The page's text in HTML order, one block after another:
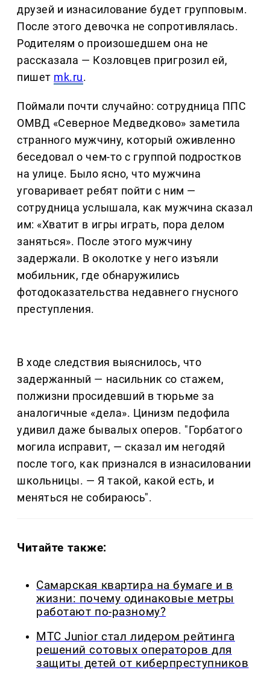
друзей и изнасилование будет групповым.
После этого девочка не сопротивлялась.
Родителям о произошедшем она не
рассказала — Козловцев пригрозил ей,
пишет mk.ru.
Поймали почти случайно: сотрудница ППС
ОМВД «Северное Медведково» заметила
странного мужчину, который оживленно
беседовал о чем-то с группой подростков
на улице. Было ясно, что мужчина
уговаривает ребят пойти с ним —
сотрудница услышала, как мужчина сказал
им: «Хватит в игры играть, пора делом
заняться». После этого мужчину
задержали. В околотке у него изъяли
мобильник, где обнаружились
фотодоказательства недавнего гнусного
преступления.
В ходе следствия выяснилось, что
задержанный — насильник со стажем,
полжизни просидевший в тюрьме за
аналогичные «дела». Цинизм педофила
удивил даже бывалых оперов. "Горбатого
могила исправит, — сказал им негодяй
после того, как признался в изнасиловании
школьницы. — Я такой, какой есть, и
меняться не собираюсь".
Читайте также:
Самарская квартира на бумаге и в
жизни: почему одинаковые метры
работают по-разному?
МТС Junior стал лидером рейтинга
решений сотовых операторов для
защиты детей от киберпреступников